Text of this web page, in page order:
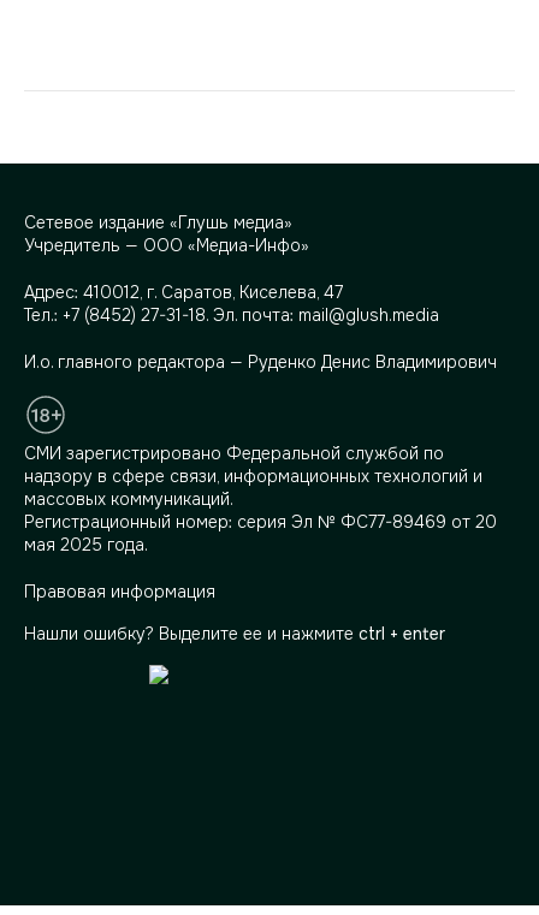
Сетевое издание «Глушь медиа»
Учредитель — ООО «Медиа-Инфо»
Адрес: 410012, г. Саратов, Киселева, 47
Тел.: +7 (8452) 27-31-18. Эл. почта: mail@glush.media
И.о. главного редактора — Руденко Денис Владимирович
СМИ зарегистрировано Федеральной службой по
надзору в сфере связи, информационных технологий и
массовых коммуникаций.
Регистрационный номер: серия Эл № ФС77-89469 от 20
мая 2025 года.
Правовая информация
Нашли ошибку? Выделите ее и нажмите ctrl + enter